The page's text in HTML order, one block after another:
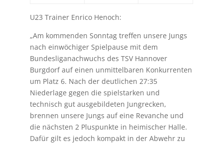
U23 Trainer Enrico Henoch:
„Am kommenden Sonntag treffen unsere Jungs
nach einwöchiger Spielpause mit dem
Bundesliganachwuchs des TSV Hannover
Burgdorf auf einen unmittelbaren Konkurrenten
um Platz 6. Nach der deutlichen 27:35
Niederlage gegen die spielstarken und
technisch gut ausgebildeten Jungrecken,
brennen unsere Jungs auf eine Revanche und
die nächsten 2 Pluspunkte in heimischer Halle.
Dafür gilt es jedoch kompakt in der Abwehr zu